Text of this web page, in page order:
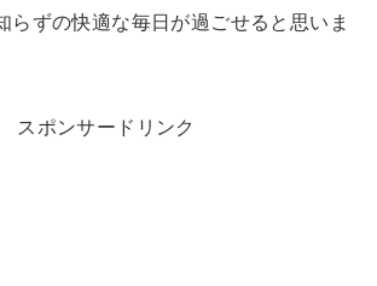
らずの快適な毎日が過ごせると思いま
スポンサードリンク